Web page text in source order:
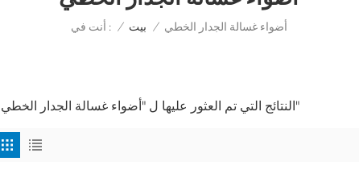
أنت في : / بيت / أضواء غسالة الجدار الخطي
2 النتائج التي تم العثور عليها ل "أضواء غسالة الجدار الخطي"